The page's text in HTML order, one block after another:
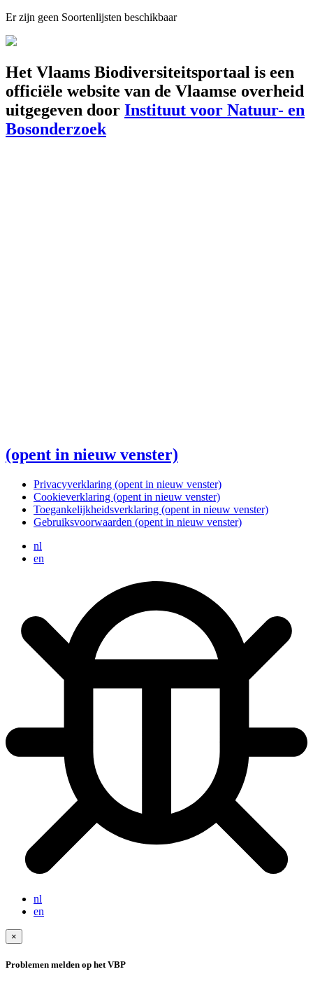
Er zijn geen Soortenlijsten beschikbaar
Het Vlaams Biodiversiteitsportaal is een
officiële website van de Vlaamse overheid
uitgegeven door Instituut voor Natuur- en
Bosonderzoek
(opent in nieuw venster)
Privacyverklaring (opent in nieuw venster)
Cookieverklaring (opent in nieuw venster)
Toegankelijkheidsverklaring (opent in nieuw venster)
Gebruiksvoorwaarden (opent in nieuw venster)
nl
en
nl
en
×
Problemen melden op het VBP